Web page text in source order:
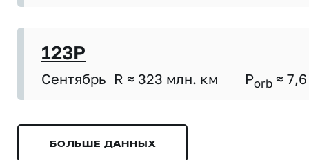
123P
Сентябрь R ≈ 323 млн. км Porb ≈ 7,6
БОЛЬШЕ ДАННЫХ